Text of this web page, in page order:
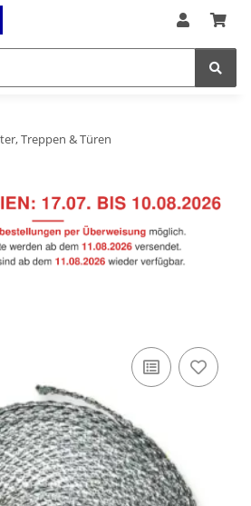
Treppen & Türen